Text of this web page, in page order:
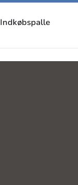
Indkøbspalle